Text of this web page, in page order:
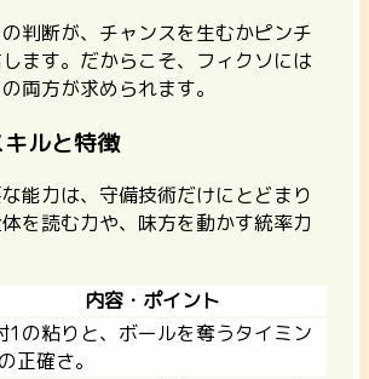
判断が、チャンスを生むかピンチ
ます。だからこそ、フィクソには
両方が求められます。
ルと特徴
能力は、守備技術だけにとどまり
を読む力や、味方を動かす統率力
内容・ポイント
1の粘りと、ボールを奪うタイミン
正確さ。